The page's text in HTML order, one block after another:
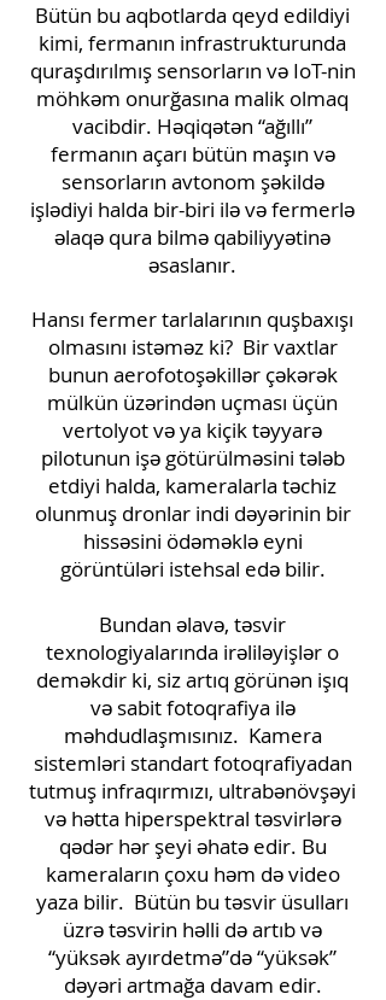
Bütün bu aqbotlarda qeyd edildiyi
kimi, fermanın infrastrukturunda
quraşdırılmış sensorların və IoT-nin
möhkəm onurğasına malik olmaq
vacibdir. Həqiqətən “ağıllı”
fermanın açarı bütün maşın və
sensorların avtonom şəkildə
işlədiyi halda bir-biri ilə və fermerlə
əlaqə qura bilmə qabiliyyətinə
əsaslanır.
Hansı fermer tarlalarının quşbaxışı
olmasını istəməz ki? Bir vaxtlar
bunun aerofotoşəkillər çəkərək
mülkün üzərindən uçması üçün
vertolyot və ya kiçik təyyarə
pilotunun işə götürülməsini tələb
etdiyi halda, kameralarla təchiz
olunmuş dronlar indi dəyərinin bir
hissəsini ödəməklə eyni
görüntüləri istehsal edə bilir.
Bundan əlavə, təsvir
texnologiyalarında irəliləyişlər o
deməkdir ki, siz artıq görünən işıq
və sabit fotoqrafiya ilə
məhdudlaşmısınız. Kamera
sistemləri standart fotoqrafiyadan
tutmuş infraqırmızı, ultrabənövşəyi
və hətta hiperspektral təsvirlərə
qədər hər şeyi əhatə edir. Bu
kameraların çoxu həm də video
yaza bilir. Bütün bu təsvir üsulları
üzrə təsvirin həlli də artıb və
“yüksək ayırdetmə”də “yüksək”
dəyəri artmağa davam edir.